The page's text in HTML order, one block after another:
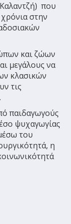
που
στην
και ζώων
μεγάλους να
κλασικών
τις
παιδαγωγούς
ψυχαγωγίας
του
η